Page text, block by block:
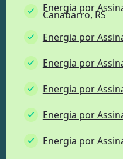
Energia por
Canabarro, RS
Energia por
Energia por
Energia por
Energia por
Energia por